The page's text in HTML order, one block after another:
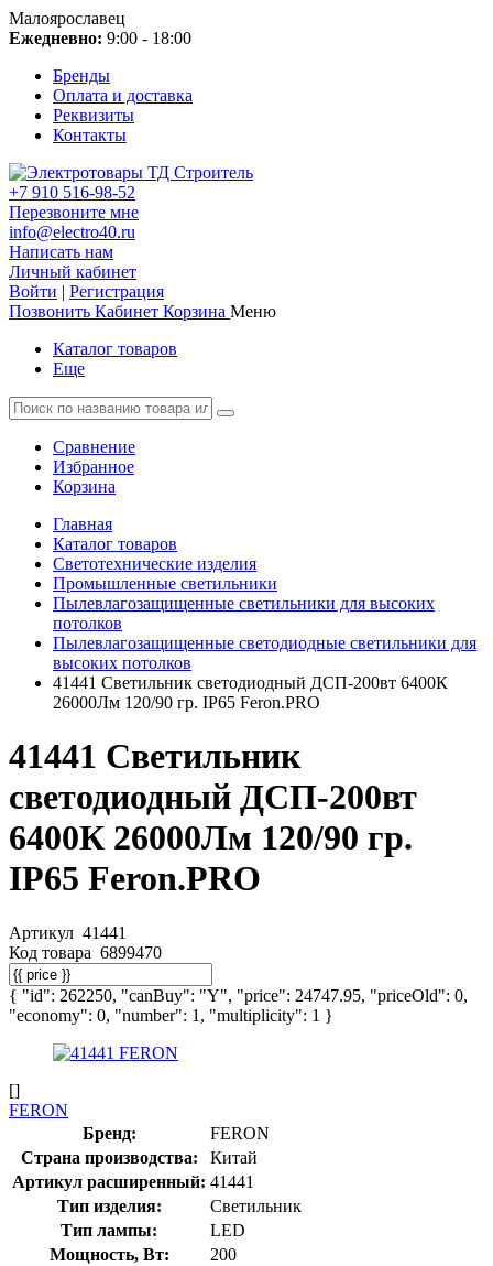
Малоярославец
Ежедневно: 9:00 - 18:00
Бренды
Оплата и доставка
Реквизиты
Контакты
+7 910 516-98-52
Перезвоните мне
info@electro40.ru
Написать нам
Личный кабинет
Войти | Регистрация
Позвонить Кабинет Корзина Меню
Каталог товаров
Еще
Сравнение
Избранное
Корзина
Главная
Каталог товаров
Светотехнические изделия
Промышленные светильники
Пылевлагозащищенные светильники для высоких
потолков
Пылевлагозащищенные светодиодные светильники для
высоких потолков
41441 Светильник светодиодный ДСП-200вт 6400К
26000Лм 120/90 гр. IP65 Feron.PRO
41441 Светильник
светодиодный ДСП-200вт
6400К 26000Лм 120/90 гр.
IP65 Feron.PRO
Артикул 41441
Код товара 6899470
{ "id": 262250, "canBuy": "Y", "price": 24747.95, "priceOld": 0,
"economy": 0, "number": 1, "multiplicity": 1 }
[]
FERON
Бренд:
FERON
Страна производства:
Китай
Артикул расширенный: 41441
Тип изделия:
Светильник
Тип лампы:
LED
Мощность, Вт:
200